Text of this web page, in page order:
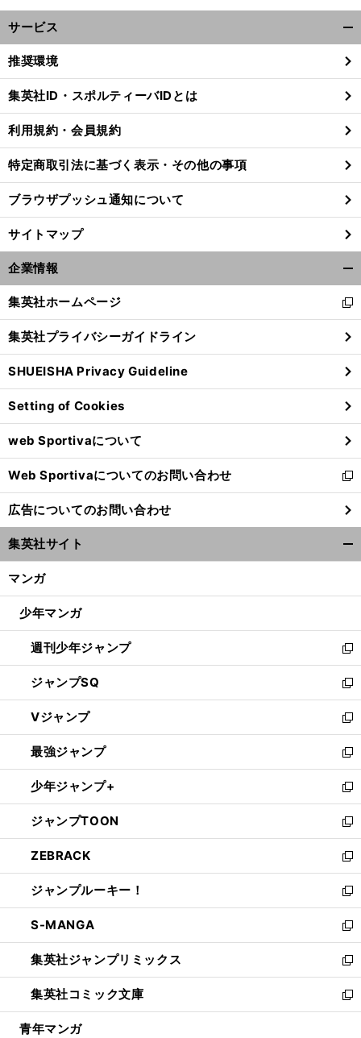
サービス
閉
る
推奨環境
集英社ID・スポルティーバIDとは
利用規約・会員規約
特定商取引法に基づく表示・その他の事項
ブラウザプッシュ通知について
サイトマップ
企業情報
閉
る
集英社ホームページ
新
し
い
ウ
ィ
ン
ド
ウ
で
開
く
集英社プライバシーガイドライン
SHUEISHA Privacy Guideline
Setting of Cookies
web Sportivaについて
Web Sportivaについてのお問い合わせ
新
し
い
ウ
ィ
ン
ウ
開
く
広告についてのお問い合わせ
集英社サイト
マンガ
少年マンガ
週刊少年ジャンプ
新
し
い
ウ
ィ
ン
ド
ウ
で
開
く
ジャンプSQ
新
し
い
ウ
ィ
ン
ド
ウ
で
開
く
Vジャンプ
新
し
い
ウ
ィ
ン
ド
ウ
で
開
く
最強ジャンプ
新
し
い
ウ
ィ
ン
ド
ウ
で
開
く
少年ジャンプ+
新
し
い
ウ
ィ
ン
ド
ウ
で
開
く
ジャンプTOON
新
し
い
ウ
ィ
ン
ド
ウ
で
開
く
ZEBRACK
新
し
い
ウ
ィ
ン
ド
ウ
で
開
ジャンプルーキー！
新
し
い
ウ
ィ
ン
ド
ウ
S-MANGA
新
し
い
ウ
ィ
ン
集英社ジャンプリミックス
新
し
い
ウ
集英社コミック文庫
新
し
青年マンガ